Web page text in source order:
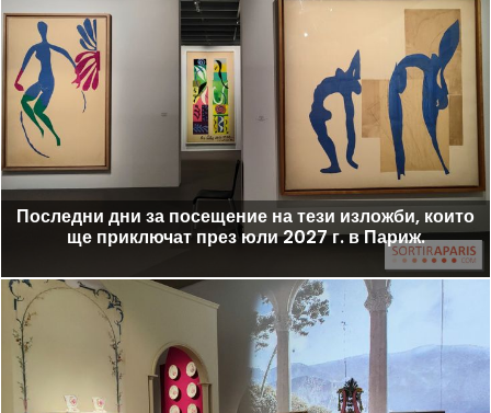
Последни дни за посещение на тези изложби, които
ще приключат през юли 2027 г. в Париж.